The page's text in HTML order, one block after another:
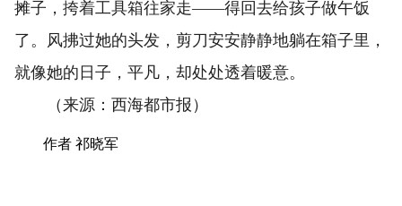
摊子，挎着工具箱往家走——得回去给孩子做午饭
了。风拂过她的头发，剪刀安安静静地躺在箱子里，
就像她的日子，平凡，却处处透着暖意。
（来源：西海都市报）
作者 祁晓军